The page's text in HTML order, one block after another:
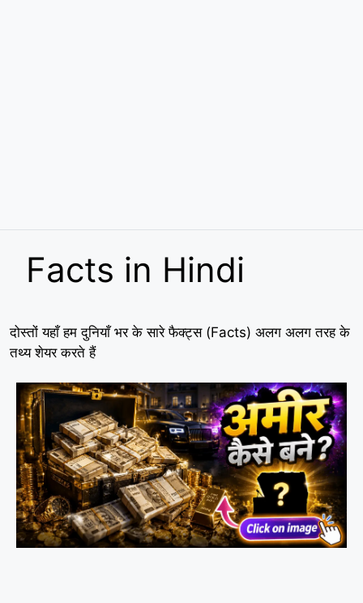
Facts in Hindi
दोस्तों यहाँ हम दुनियाँ भर के सारे फैक्ट्स (Facts) अलग अलग तरह के
तथ्य शेयर करते हैं